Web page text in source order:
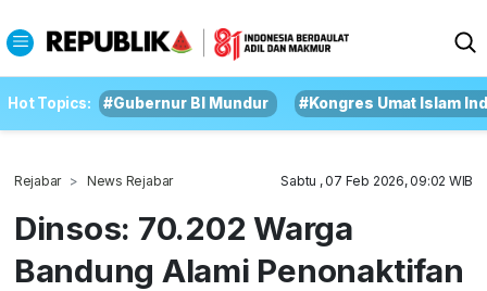
Hot Topics: #Gubernur BI Mundur #Kongres Umat Islam
Rejabar News Rejabar Sabtu , 07 Feb 2026, 09:02 WIB
Dinsos: 70.202 Warga
Bandung Alami Penonaktifan